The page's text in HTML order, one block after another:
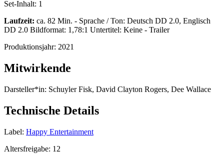
Set-Inhalt: 1
Laufzeit: ca. 82 Min. - Sprache / Ton: Deutsch DD 2.0, Englisch
DD 2.0 Bildformat: 1,78:1 Untertitel: Keine - Trailer
Produktionsjahr: 2021
Mitwirkende
Darsteller*in: Schuyler Fisk, David Clayton Rogers, Dee Wallace
Technische Details
Label: Happy Entertainment
Altersfreigabe: 12